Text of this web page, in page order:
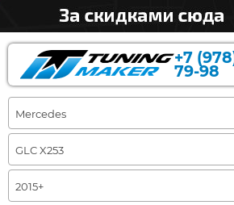
+7
79-98
Mercedes
GLC X253
2015+